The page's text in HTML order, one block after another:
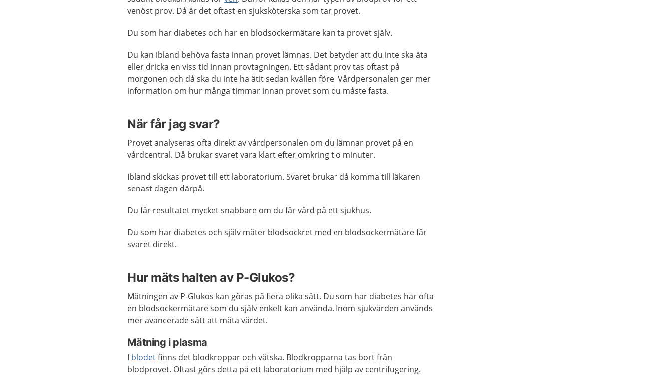
venöst prov. Då är det oftast en sjuksköterska som tar provet.
Du som har diabetes och har en blodsockermätare kan ta provet själv.
Du kan ibland behöva fasta innan provet lämnas. Det betyder att du inte ska äta
eller dricka en viss tid innan provtagningen. Ett sådant prov tas oftast på
morgonen och då ska du inte ha ätit sedan kvällen före. Vårdpersonalen ger mer
information om hur många timmar innan provet som du måste fasta.
När får jag svar?
Provet analyseras ofta direkt av vårdpersonalen om du lämnar provet på en
vårdcentral. Då brukar svaret vara klart efter omkring tio minuter.
Ibland skickas provet till ett laboratorium. Svaret brukar då komma till läkaren
senast dagen därpå.
Du får resultatet mycket snabbare om du får vård på ett sjukhus.
Du som har diabetes och själv mäter blodsockret med en blodsockermätare får
svaret direkt.
Hur mäts halten av P-Glukos?
Mätningen av P-Glukos kan göras på flera olika sätt. Du som har diabetes har ofta
en blodsockermätare som du själv enkelt kan använda. Inom sjukvården används
mer avancerade sätt att mäta värdet.
Mätning i plasma
I blodetfinns det blodkroppar och vätska. Blodkropparna tas bort från
blodprovet. Oftast görs detta på ett laboratorium med hjälp av centrifugering.